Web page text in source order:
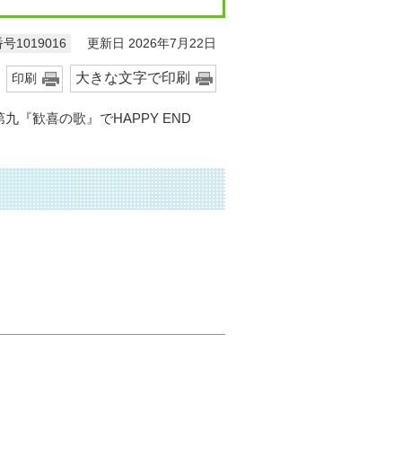
号1019016 更新日 2026年7月22日
印刷 大きな文字で印刷
『歓喜の歌』でHAPPY END